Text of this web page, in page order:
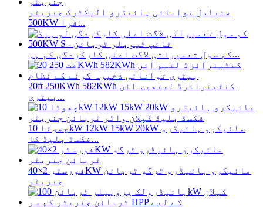
متبادل توانائی ہائیڈرو الیکٹرک جنریٹر
500KW فرا...
کم سول تعمیراتی لاگت اعلی کارکردگی کم ہی...
20ft 250KWh 582KWh کنٹینرائزڈ لیتھیم آئن
بیٹری...
چھوٹا 10kW 12kW 15kW 20kW مائیکرو ہائیڈرو
فکسڈ بلیڈ کا...
فورسٹر 2×40KW مائیکرو ہائیڈرو ٹرگو ٹربائن
جنریٹر